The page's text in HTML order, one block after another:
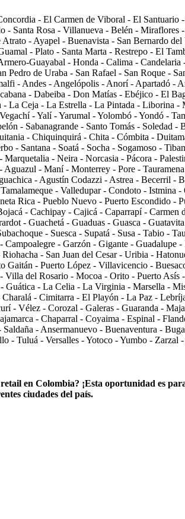
- El Carmen de Viboral - El Santuario
- Santa Rosa - Villanueva - Belén -
- Ayapel - Buenavista - San Bernardo
- Plato - Santa Marta - Restrepo - El
Guayabal - Honda - Calima -
Pedro de Uraba - San Rafael - San Roque -
- Andes - Angelópolis - Anorí - Apartadó -
- Dabeiba - Don Matías - Ebéjico - El
La Ceja - La Estrella - La Pintada -
- Yalí - Yarumal - Yolombó - Yondó -
- Sabanagrande - Santo Tomás -
- Chiquinquirá - Chita - Cómbita -
- Santana - Soatá - Socha - Sogamoso -
- Neira - Norcasia - Pácora -
- Maní - Monterrey - Pore -
- Agustín Codazzi - Astrea - Becerril -
- Valledupar - Condoto - Istmina
Rica - Pueblo Nuevo - Puerto Escondido -
- Cachipay - Cajicá - Caparrapí -
- Guachetá - Guaduas - Guasca -
- Suesca - Supatá - Susa - Tabio
- Garzón - Gigante -
- San Juan del Cesar - Uribia -
Gaitán - Puerto López - Villavicencio -
del Rosario - Mocoa - Orito - Puerto
- La Celia - La Virginia - Marsella -
- Cimitarra - El Playón - La Paz -
- Vélez - Corozal - Galeras - Guaranda -
- Chaparral - Coyaima - Espinal -
- Ansermanuevo - Buenaventura -
- Tuluá - Versalles - Yotoco - Yumbo -
en Colombia? ¡Esta oportunidad es
ciudades del país.